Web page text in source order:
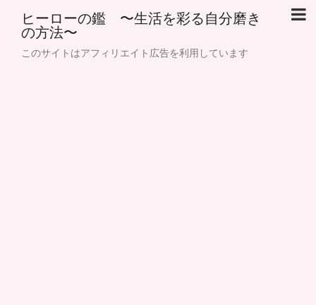
ヒーローの鑑 〜生活を彩る自分磨き
の方法〜
このサイトはアフィリエイト広告を利用しています